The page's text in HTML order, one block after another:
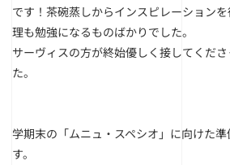
です！茶碗蒸しからインスピレーション
理も勉強になるものばかりでした。
サーヴィスの方が終始優しく接してくだ
た。
学期末の「ムニュ・スペシオ」に向けた
す。